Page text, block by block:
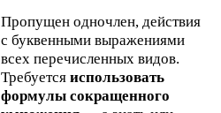
Пропущен одночлен, действия
с буквенными выражениями
всех перечисленных видов.
Требуетсяиспользовать
формулы сокращенного